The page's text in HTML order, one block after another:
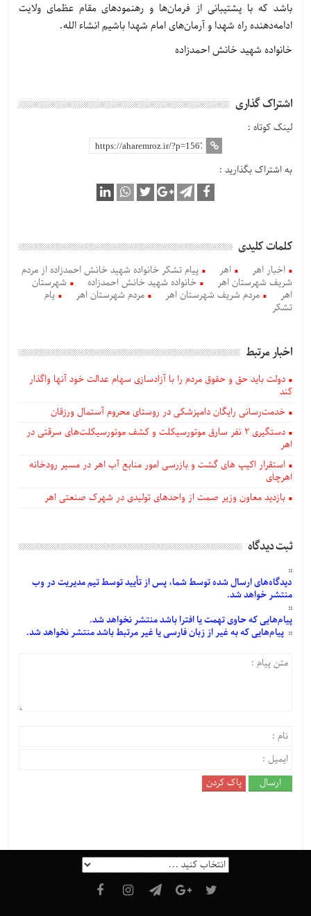
باشد که با پشتیبانی از فرمان‌ها و رهنمودهای مقام عظمای ولایت
ادامه‌دهنده راه شهدا و آرمان‌های امام شهدا باشیم انشاء الله.
خانواده شهید خانش احمدزاده
اشتراک گذاری
لینک کوتاه :
به اشتراک بگذارید :
کلمات کلیدی
اخبار اهر اهر
پیام تشکر خانواده شهید خانش احمدزاده از مردم
شریف شهرستان اهر
خانواده شهید خانش احمدزاده
شهرستان
اهر
مردم شریف شهرستان اهر مردم شهرستان‌ اهر
یام
تشکر
اخبار مرتبط
دولت باید حق و حقوق مردم را با آزادسازی سهام عدالت خود آنها واگذار
کند
خدمت‌رسانی رایگان دامپزشکی در روستای محروم آستمال ورزقان
دستگيری ۲ نفر سارق موتورسیکلت و کشف موتورسیکلت‌های سرقتی در
اهر
استقرار اکیپ های گشت و بازرسی امور منابع آب اهر در مسیر رودخانه
اهرچای
بازدید معاون وزیر صمت از واحدهای تولیدی در شهرک صنعتی اهر
ثبت دیدگاه
دیدگاه‌هایارسالشدهتوسط شما، پس ازتأییدتوسط تیم مدیریت در وب
منتشر خواهد شد.
پیام‌هاییکه حاوی تهمت یا افترا باشد منتشر نخواهد شد.
پیام‌هاییکه به غیر از زبان فارسی یا غیر مرتبط باشد منتشر نخواهد شد.